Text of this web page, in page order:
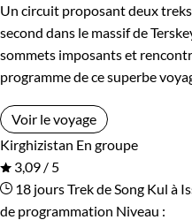
Un circuit proposant deux
second dans le massif de
sommets imposants et
programme de ce superbe
Voir le voyage
Kirghizistan En groupe
3,09 / 5
18 joursTrek de Song Kul à
de programmation Niveau :